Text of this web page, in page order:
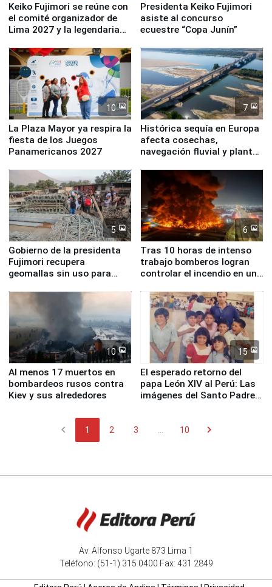
Keiko Fujimori se reúne con
el comité organizador de
Lima 2027 y la legendaria
Presidenta Keiko Fujimori
asiste al concurso
ecuestre “Copa Junín”
10
La Plaza Mayor ya respira la
fiesta de los Juegos
Panamericanos 2027
7
Histórica sequía en Europa
afecta cosechas,
navegación fluvial y plantas
5
Gobierno de la presidenta
Fujimori recupera
geomallas sin uso para
Fenómeno El Niño
6
Tras 10 horas de intenso
trabajo bomberos logran
controlar el incendio en una
de Chile
10
Al menos 17 muertos en
bombardeos rusos contra
Kiev y sus alrededores
15
El esperado retorno del
papa León XIV al Perú: Las
imágenes del Santo Padre
chevron_left 1 2 3 10 chevron_right
Av. Alfonso Ugarte 873 Lima 1
Teléfono: (51-1) 315 0400 Fax: 431 2849